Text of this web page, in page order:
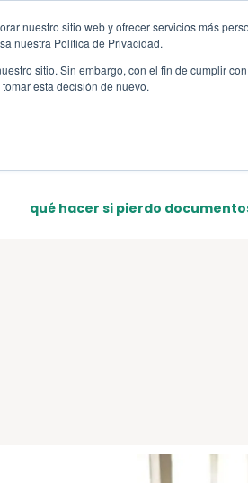
nuestro sitio web y ofrecer servicios más
nuestra Política de Privacidad.
sitio. Sin embargo, con el fin de cumplir
esta decisión de nuevo.
qué hacer si pierdo